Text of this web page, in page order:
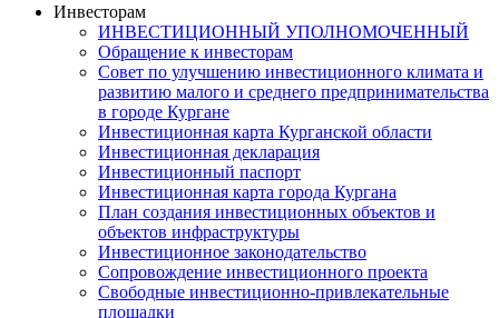
Инвесторам
ИНВЕСТИЦИОННЫЙ УПОЛНОМОЧЕННЫЙ
Обращение к инвесторам
Совет по улучшению инвестиционного климата и
развитию малого и среднего предпринимательства
в городе Кургане
Инвестиционная карта Курганской области
Инвестиционная декларация
Инвестиционный паспорт
Инвестиционная карта города Кургана
План создания инвестиционных объектов и
объектов инфраструктуры
Инвестиционное законодательство
Сопровождение инвестиционного проекта
Свободные инвестиционно-привлекательные
площадки